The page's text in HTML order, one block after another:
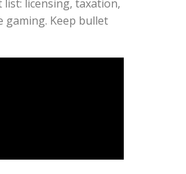
licensing, taxation,
gaming. Keep bullet